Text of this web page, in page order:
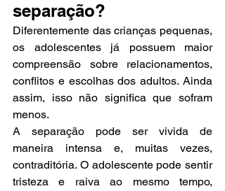
separação?
Diferentemente das crianças pequenas,
os adolescentes já possuem maior
compreensão sobre relacionamentos,
conflitos e escolhas dos adultos. Ainda
assim, isso não significa que sofram
menos.
A separação pode ser vivida de
maneira intensa e, muitas vezes,
contraditória. O adolescente pode sentir
tristeza e raiva ao mesmo tempo,